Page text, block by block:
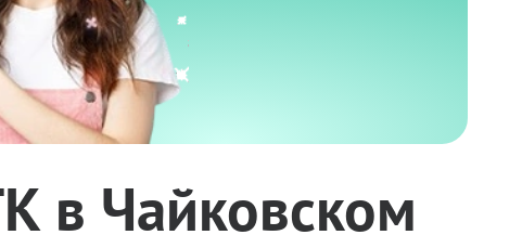
в Чайковском